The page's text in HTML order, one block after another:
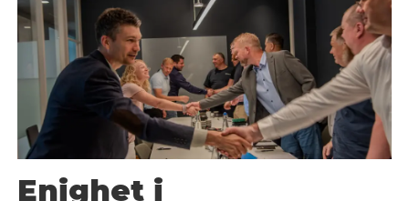
Enighet i